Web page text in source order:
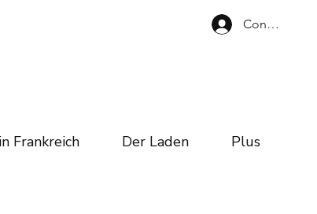
Connexion
Frankreich Der Laden Plus